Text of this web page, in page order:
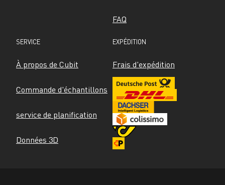
FAQ
SERVICE
À propos de Cubit
Commande d'échantillons
service de planification
Données 3D
EXPÉDITION
Frais d'expédition